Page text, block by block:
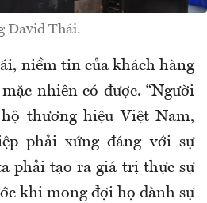
David Thái.
niềm tin của khách hàng
nhiên có được. “Người
thương hiệu Việt Nam,
phải xứng đáng với sự
phải tạo ra giá trị thực sự
khi mong đợi họ dành sự